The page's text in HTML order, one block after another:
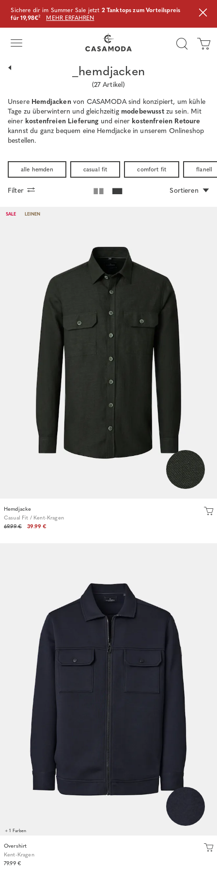
Sichere dir im Summer Sale jetzt 2 Tanktops zum Vorteilspreis
für 19,98€² MEHR ERFAHREN
_hemdjacken
(27 Artikel)
Unsere Hemdjacken von CASAMODA sind konzipiert, um kühle
Tage zu überwintern und gleichzeitig modebewusst zu sein. Mit
einer kostenfreien Lieferung und einer kostenfreien Retoure
kannst du ganz bequem eine Hemdjacke in unserem Onlineshop
bestellen.
alle hemden casual fit comfort fit flanell
Filter Sortieren
SALE LEINEN
Hemdjacke
Casual Fit / Kent-Kragen
69.99 €
39.99 €
+ 1 Farben
Overshirt
Kent-Kragen
79.99 €